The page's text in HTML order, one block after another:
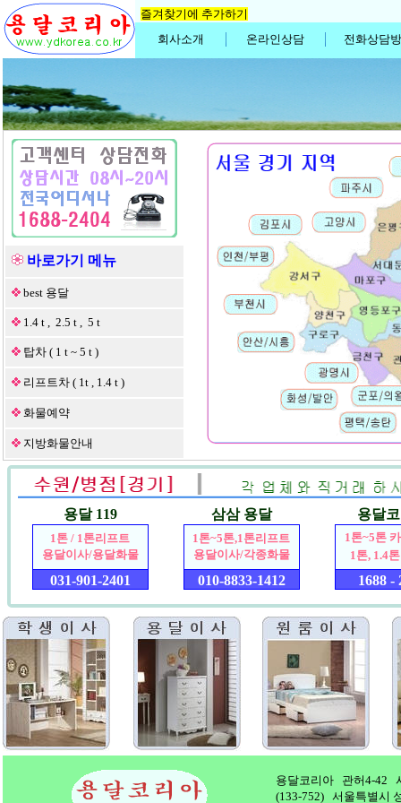
즐겨찾기에 추가하기
회사소개
온라인상담 전화상담
바로가기 메뉴
best 용달
1.4 t , 2.5 t , 5 t
탑차 ( 1 t ~ 5 t )
리프트차 ( 1t , 1.4 t )
화물예약
지방화물안내
용달 119
1톤 / 1톤리프트
용달이사/용달화물
031-901-2401
삼삼 용달
1톤~5톤,1톤리프트
용달이사/각종화물
010-8833-1412
용달
1톤~5톤
1톤, 1.4
1688 -
용달코리아 관허4-42
(133-752) 서울특별시